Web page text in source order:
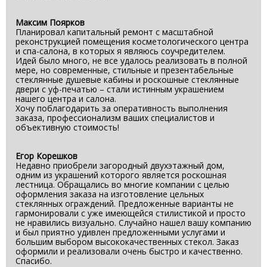
Максим Поярков
Планировал капитальный ремонт с масштабной
реконструкцией помещения косметологического центра
и спа-салона, в которых я являюсь соучредителем.
Идей было много, не все удалось реализовать в полной
мере, но современные, стильные и презентабельные
стеклянные душевые кабины и роскошные стеклянные
двери с уф-печатью – стали истинным украшением
нашего центра и салона.
Хочу поблагодарить за оперативность выполнения
заказа, профессионализм ваших специалистов и
объективную стоимость!
Егор Корешков
Недавно приобрели загородный двухэтажный дом,
одним из украшений которого является роскошная
лестница. Обращались во многие компании с целью
оформления заказа на изготовление цельных
стеклянных ограждений. Предложенные варианты не
гармонировали с уже имеющейся стилистикой и просто
не нравились визуально. Случайно нашел вашу компанию
и был приятно удивлен предложенными услугами и
большим выбором высококачественных стекол. Заказ
оформили и реализовали очень быстро и качественно.
Спасибо.